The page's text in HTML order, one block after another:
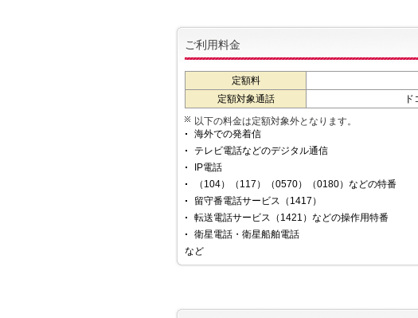
ご利用料金
定額料
定額対象通話
以下の料金は定額対象外となります。
海外での発着信
テレビ電話などのデジタル通信
IP電話
（104）（117）（0570）（0180）などの特番
留守番電話サービス（1417）
転送電話サービス（1421）などの操作用特番
衛星電話・衛星船舶電話
など